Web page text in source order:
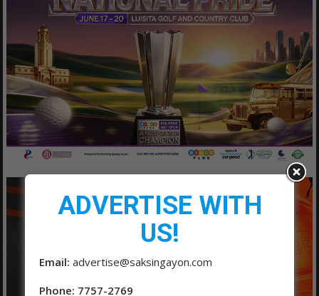
ADVERTISE WITH
US!
Email: advertise@saksingayon.com
Phone: 7757-2769